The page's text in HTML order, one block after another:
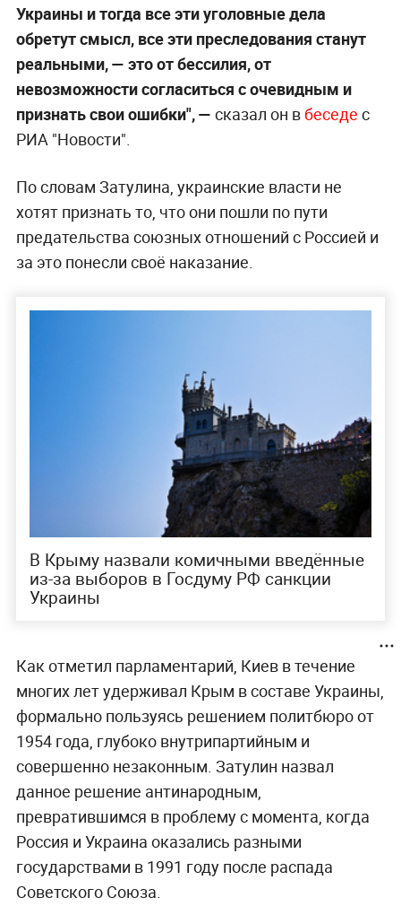
Украины и тогда все эти уголовные дела
обретут смысл, все эти преследования станут
реальными, — это от бессилия, от
невозможности согласиться с очевидным и
признать свои ошибки", — сказал он вбеседе с
РИА "Новости".
По словам Затулина, украинские власти не
хотят признать то, что они пошли по пути
предательства союзных отношений с Россией и
за это понесли своё наказание.
В Крыму назвали комичными введённые
из-за выборов в Госдуму РФ санкции
Украины
Как отметил парламентарий, Киев в течение
многих лет удерживал Крым в составе Украины,
формально пользуясь решением политбюро от
1954 года, глубоко внутрипартийным и
совершенно незаконным. Затулин назвал
данное решение антинародным,
превратившимся в проблему с момента, когда
Россия и Украина оказались разными
государствами в 1991 году после распада
Советского Союза.